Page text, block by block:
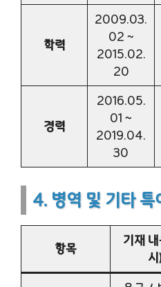
학력
2009.03.
02 ~
2015.02.
20
경력
2016.05.
01 ~
2019.04.
30
4. 병역 및 기타 특
항목
기재